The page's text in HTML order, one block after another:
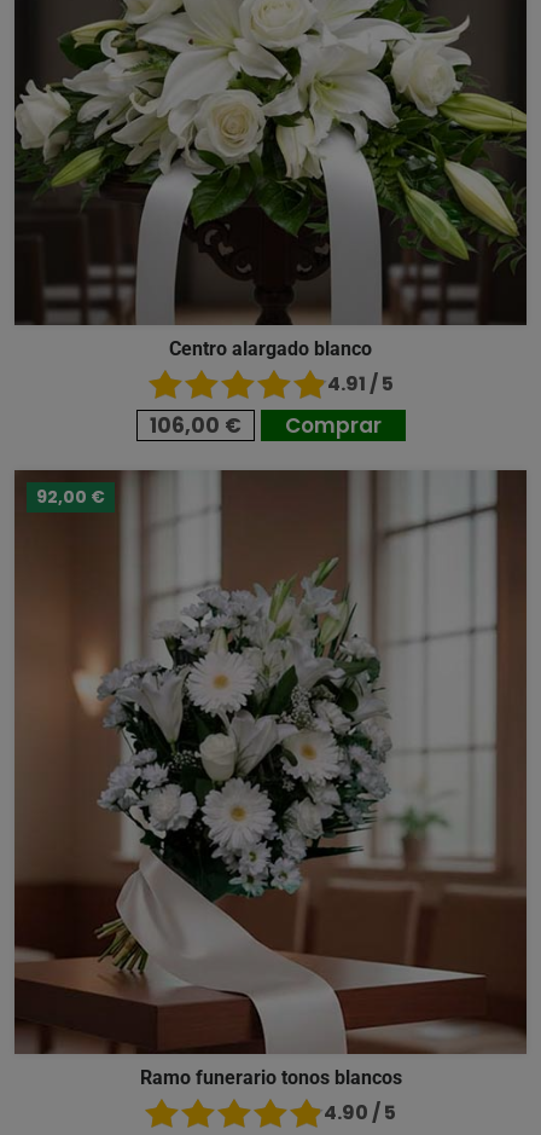
Centro alargado blanco
4.91 / 5
106,00 € Comprar
92,00 €
Ramo funerario tonos blancos
4.90 / 5